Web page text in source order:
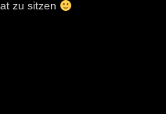
zu sitzen